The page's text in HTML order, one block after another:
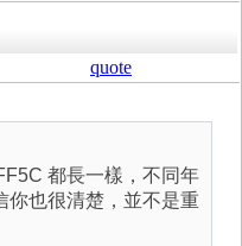
quote
都長一樣，不同年
你也很清楚，並不是重